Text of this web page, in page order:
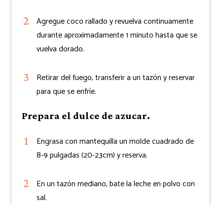
Agregue coco rallado y revuelva continuamente
durante aproximadamente 1 minuto hasta que se
vuelva dorado.
Retirar del fuego, transferir a un tazón y reservar
para que se enfríe.
Prepara el dulce de azucar.
Engrasa con mantequilla un molde cuadrado de
8-9 pulgadas (20-23cm) y reserva.
En un tazón mediano, bate la leche en polvo con
sal.